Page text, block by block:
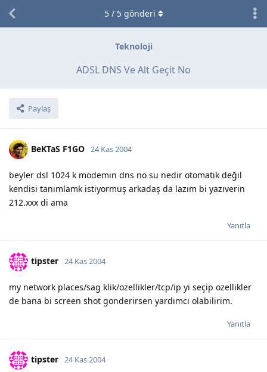
Teknoloji
ADSL DNS Ve Alt Geçit No
Paylaş
5/ 5gönderi
BeKTaS F1GO 24 Kas 2004
beyler dsl 1024 k modemin dns no su nedir otomatik değil
kendisi tanımlamk istiyormuş arkadaş da lazım bi yazıverin
212.xxx di ama
Yanıtla
tipster 24 Kas 2004
my network places/sag klik/ozellikler/tcp/ip yi seçip ozellikler
de bana bi screen shot gonderirsen yardımcı olabilirim.
Yanıtla
tipster 24 Kas 2004